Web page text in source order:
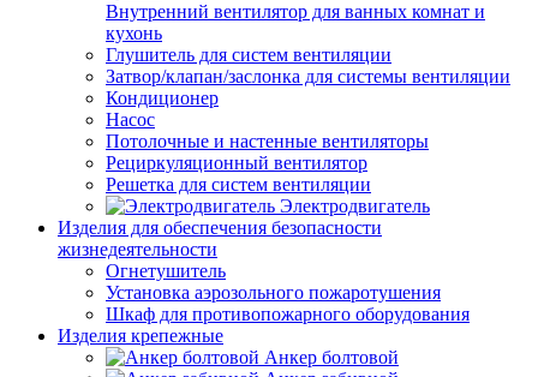
Внутренний вентилятор для ванных комнат и
кухонь
Глушитель для систем вентиляции
Затвор/клапан/заслонка для системы вентиляции
Кондиционер
Насос
Потолочные и настенные вентиляторы
Рециркуляционный вентилятор
Решетка для систем вентиляции
Электродвигатель
Изделия для обеспечения безопасности
жизнедеятельности
Огнетушитель
Установка аэрозольного пожаротушения
Шкаф для противопожарного оборудования
Изделия крепежные
Анкер болтовой